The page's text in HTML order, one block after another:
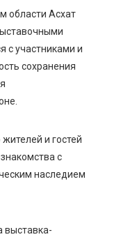
области Асхат
с участниками и
сохранения
и гостей
с
наследием
выставка-